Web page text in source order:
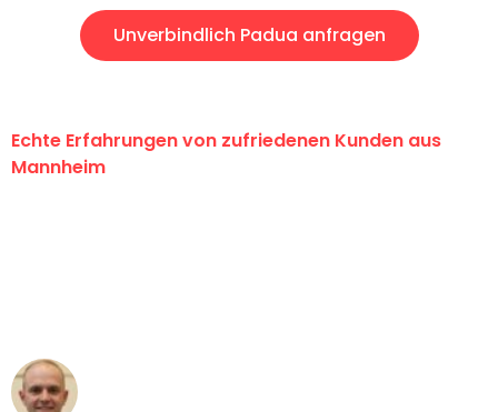
Unverbindlich Padua anfragen
Echte Erfahrungen von zufriedenen Kunden aus
Mannheim